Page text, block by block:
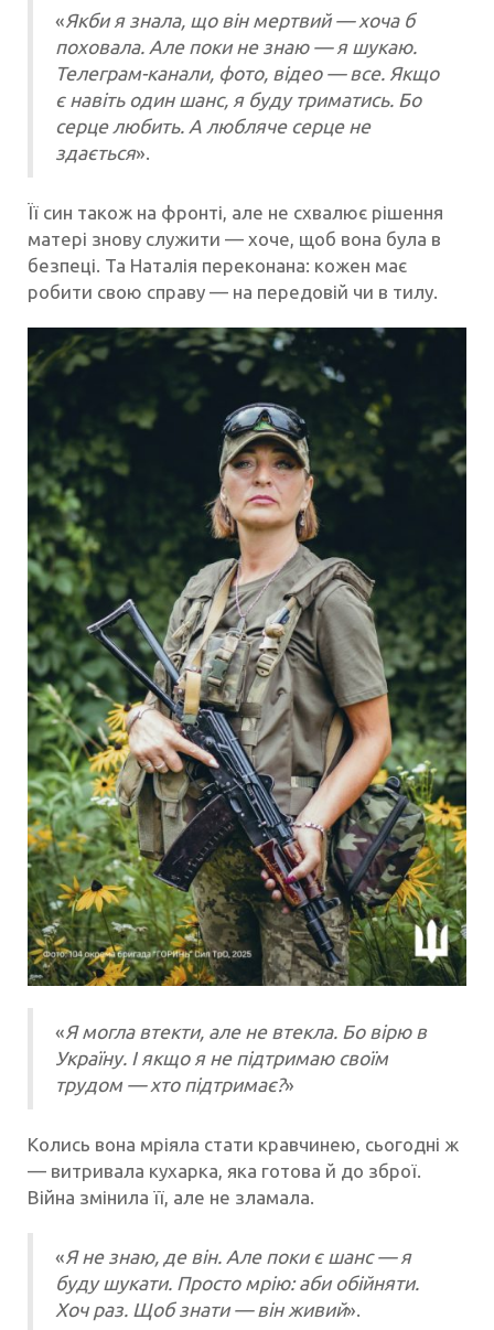
«Якби я знала, що він мертвий — хоча б
поховала. Але поки не знаю — я шукаю.
Телеграм-канали, фото, відео — все. Якщо
є навіть один шанс, я буду триматись. Бо
серце любить. А любляче серце не
здається».
Її син також на фронті, але не схвалює рішення
матері знову служити — хоче, щоб вона була в
безпеці. Та Наталія переконана: кожен має
робити свою справу — на передовій чи в тилу.
«Я могла втекти, але не втекла. Бо вірю в
Україну. І якщо я не підтримаю своїм
трудом — хто підтримає?»
Колись вона мріяла стати кравчинею, сьогодні ж
— витривала кухарка, яка готова й до зброї.
Війна змінила її, але не зламала.
«Я не знаю, де він. Але поки є шанс — я
буду шукати. Просто мрію: аби обійняти.
Хоч раз. Щоб знати — він живий».